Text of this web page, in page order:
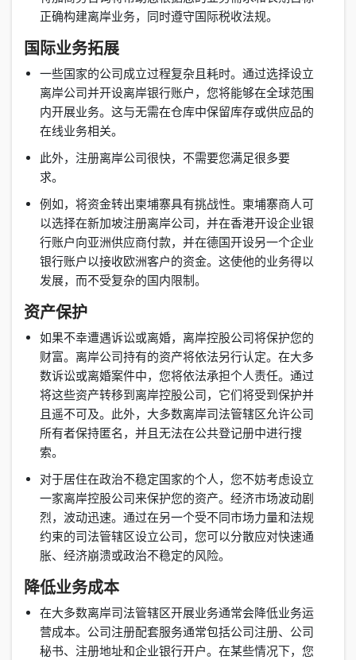
正确构建离岸业务，同时遵守国际税收法规。
国际业务拓展
一些国家的公司成立过程复杂且耗时。通过选择设立
离岸公司并开设离岸银行账户，您将能够在全球范围
内开展业务。这与无需在仓库中保留库存或供应品的
在线业务相关。
此外，注册离岸公司很快，不需要您满足很多要
求。
例如，将资金转出柬埔寨具有挑战性。柬埔寨商人可
以选择在新加坡注册离岸公司，并在香港开设企业银
行账户向亚洲供应商付款，并在德国开设另一个企业
银行账户以接收欧洲客户的资金。这使他的业务得以
发展，而不受复杂的国内限制。
资产保护
如果不幸遭遇诉讼或离婚，离岸控股公司将保护您的
财富。离岸公司持有的资产将依法另行认定。在大多
数诉讼或离婚案件中，您将依法承担个人责任。通过
将这些资产转移到离岸控股公司，它们将受到保护并
且遥不可及。此外，大多数离岸司法管辖区允许公司
所有者保持匿名，并且无法在公共登记册中进行搜
索。
对于居住在政治不稳定国家的个人，您不妨考虑设立
一家离岸控股公司来保护您的资产。经济市场波动剧
烈，波动迅速。通过在另一个受不同市场力量和法规
约束的司法管辖区设立公司，您可以分散应对快速通
胀、经济崩溃或政治不稳定的风险。
降低业务成本
在大多数离岸司法管辖区开展业务通常会降低业务运
营成本。公司注册配套服务通常包括公司注册、公司
秘书、注册地址和企业银行开户。在某些情况下，您